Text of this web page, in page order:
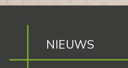
NIEUWS